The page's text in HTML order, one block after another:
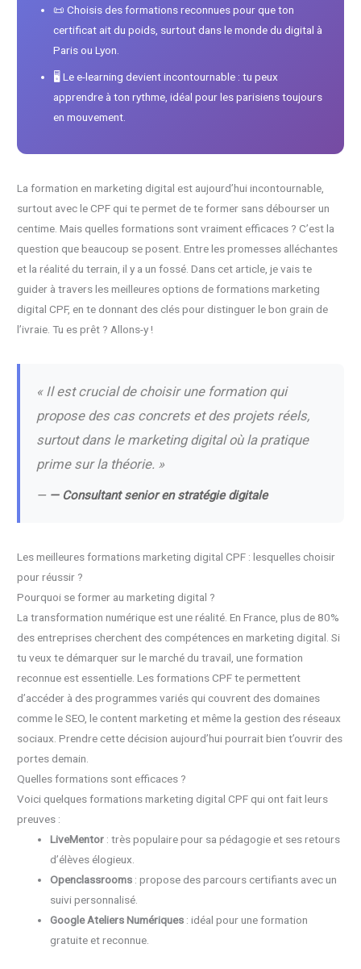
📜 Choisis des formations reconnues pour que ton
certificat ait du poids, surtout dans le monde du digital à
Paris ou Lyon.
🖥️ Le e-learning devient incontournable : tu peux
apprendre à ton rythme, idéal pour les parisiens toujours
en mouvement.
La formation en marketing digital est aujourd’hui incontournable,
surtout avec le CPF qui te permet de te former sans débourser un
centime. Mais quelles formations sont vraiment efficaces ? C’est la
question que beaucoup se posent. Entre les promesses alléchantes
et la réalité du terrain, il y a un fossé. Dans cet article, je vais te
guider à travers les meilleures options de formations marketing
digital CPF, en te donnant des clés pour distinguer le bon grain de
l’ivraie. Tu es prêt ? Allons-y !
« Il est crucial de choisir une formation qui
propose des cas concrets et des projets réels,
surtout dans le marketing digital où la pratique
prime sur la théorie. »
— — Consultant senior en stratégie digitale
Les meilleures formations marketing digital CPF : lesquelles choisir
pour réussir ?
Pourquoi se former au marketing digital ?
La transformation numérique est une réalité. En France, plus de 80%
des entreprises cherchent des compétences en marketing digital. Si
tu veux te démarquer sur le marché du travail, une formation
reconnue est essentielle. Les formations CPF te permettent
d’accéder à des programmes variés qui couvrent des domaines
comme le SEO, le content marketing et même la gestion des réseaux
sociaux. Prendre cette décision aujourd’hui pourrait bien t’ouvrir des
portes demain.
Quelles formations sont efficaces ?
Voici quelques formations marketing digital CPF qui ont fait leurs
preuves :
LiveMentor : très populaire pour sa pédagogie et ses retours
d’élèves élogieux.
Openclassrooms : propose des parcours certifiants avec un
suivi personnalisé.
Google Ateliers Numériques : idéal pour une formation
gratuite et reconnue.